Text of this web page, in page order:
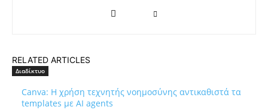
RELATED ARTICLES
Διαδίκτυο
Canva: Η χρήση τεχνητής νοημοσύνης αντικαθιστά τα
templates με AI agents